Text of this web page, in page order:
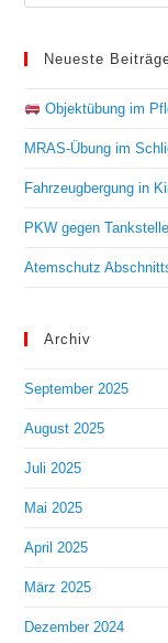
Neueste
Objektübung im
MRAS-Übung im
Fahrzeugbergung in
PKW gegen Tankstelle
Atemschutz
Archiv
September 2025
August 2025
Juli 2025
Mai 2025
April 2025
März 2025
Dezember 2024